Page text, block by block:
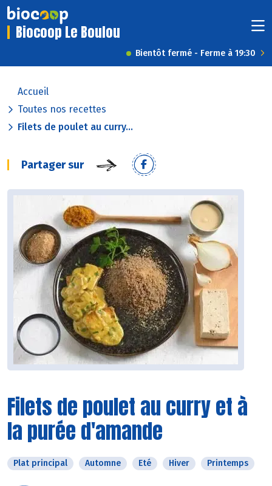
Biocoop Le Boulou
Bientôt fermé - Ferme à 19:30
Accueil
Toutes nos recettes
Filets de poulet au curry...
Partager sur
Filets de poulet au curry et à
la purée d'amande
Plat principal Automne Eté Hiver Printemps